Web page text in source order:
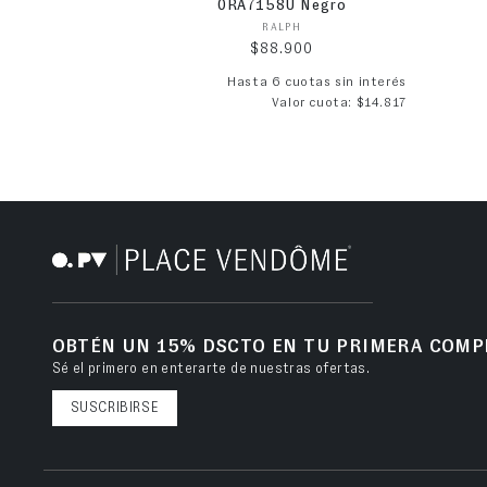
0RA7158U Negro
Proveedor:
RALPH
Precio habitual
$88.900
Hasta 6 cuotas sin interés
Valor cuota: $14.817
OBTÉN UN 15% DSCTO EN TU PRIMERA
Sé el primero en enterarte de nuestras ofertas.
SUSCRIBIRSE